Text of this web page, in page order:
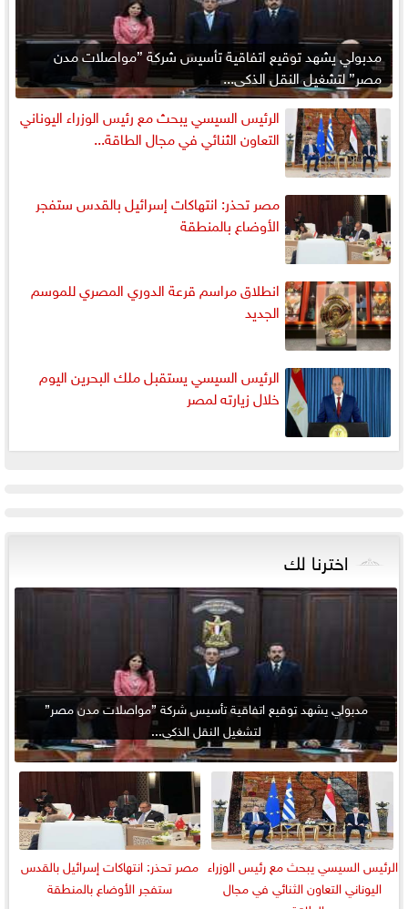
مدبولي يشهد توقيع اتفاقية تأسيس شركة ”مواصلات مدن
مصر” لتشغيل النقل الذكي...
الرئيس السيسي يبحث مع رئيس الوزراء اليوناني
التعاون الثنائي في مجال الطاقة...
مصر تحذر: انتهاكات إسرائيل بالقدس ستفجر
الأوضاع بالمنطقة
انطلاق مراسم قرعة الدوري المصري للموسم
الجديد
الرئيس السيسي يستقبل ملك البحرين اليوم
خلال زيارته لمصر
اخترنا لك
مدبولي يشهد توقيع اتفاقية تأسيس شركة ”مواصلات مدن مصر”
لتشغيل النقل الذكي...
الرئيس السيسي يبحث مع رئيس الوزراء
اليوناني التعاون الثنائي في مجال
مصر تحذر: انتهاكات إسرائيل بالقدس
ستفجر الأوضاع بالمنطقة